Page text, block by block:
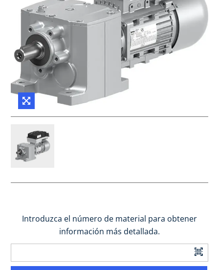
Introduzca el número de material para obtener
información más detallada.